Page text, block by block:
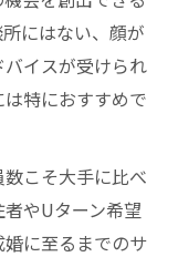
にはない、顔が
イスが受けられ
特におすすめで
こそ大手に比べ
やUターン希望
に至るまでのサ